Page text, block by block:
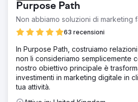
Purpose Path
Non abbiamo soluzioni di marketing
63 recensioni
In Purpose Path, costruiamo
non li consideriamo semplicemente
nostro obiettivo principale è
investimenti in marketing digitale in
tua attività.